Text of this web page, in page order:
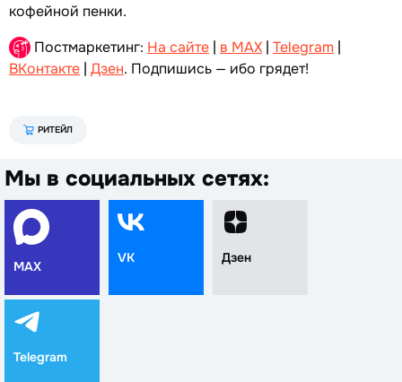
кофейной пенки.
Постмаркетинг: На сайте | в MAX | Telegram |
ВКонтакте | Дзен. Подпишись — ибо грядет!
РИТЕЙЛ
Мы в социальных сетях:
MAX
VK Дзен
Telegram